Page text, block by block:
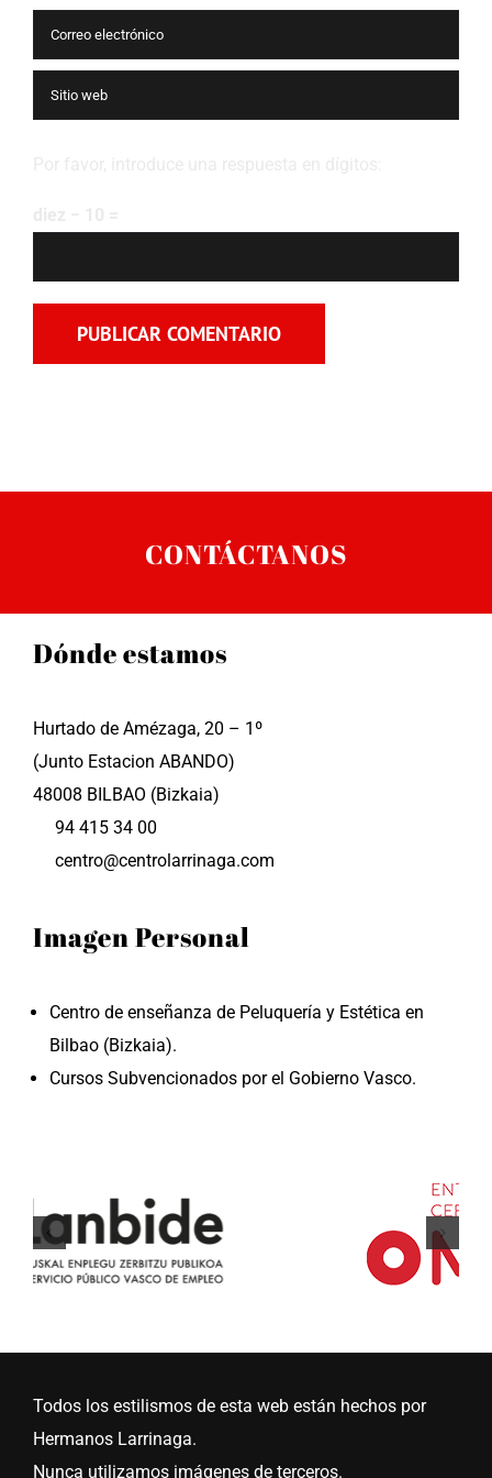
CONTÁCTANOS
Hurtado de Amézaga, 20 – 1º
(Junto Estacion ABANDO)
94 415 34 00
Centro de enseñanza de Peluquería y Estética en
Todos los estilismos de esta web están hechos por
Hermanos Larrinaga.